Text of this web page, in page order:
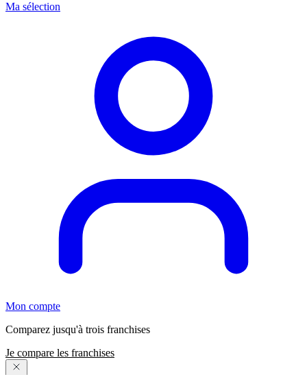
Ma sélection
Mon compte
Comparez jusqu'à trois franchises
Je compare les franchises